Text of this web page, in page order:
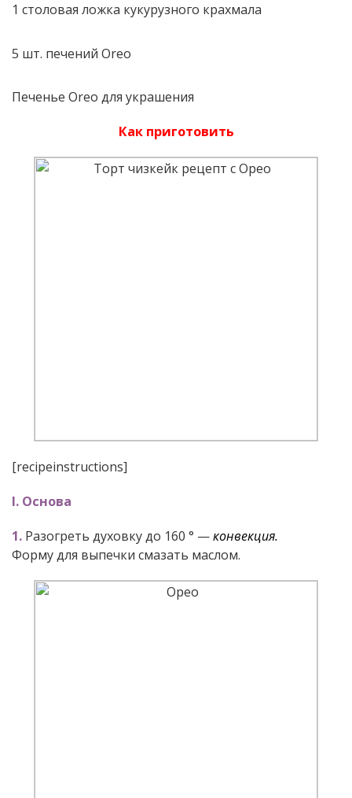
1 столовая ложка кукурузного крахмала
5 шт. печений Oreo
Печенье Oreo для украшения
Как приготовить
[recipeinstructions]
I. Основа
1. Разогреть духовку до 160 ° —конвекция.
Форму для выпечки смазать маслом.